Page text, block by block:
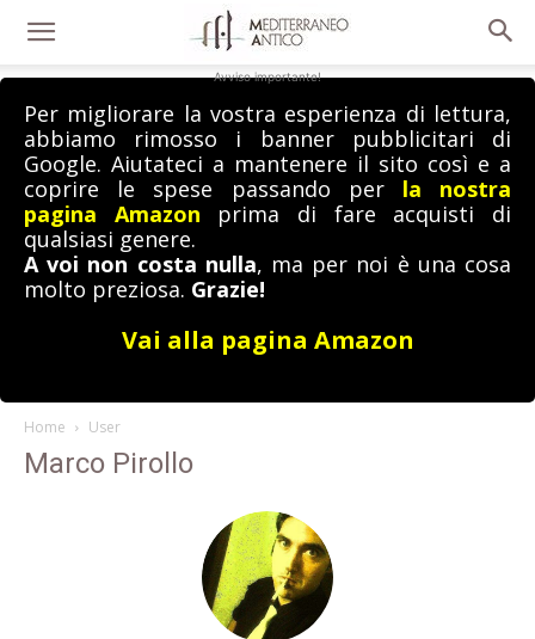
Avviso importante!
Per migliorare la vostra esperienza di lettura,
abbiamo rimosso i banner pubblicitari di
Google. Aiutateci a mantenere il sito così e a
coprire le spese passando per la nostra
pagina Amazon prima di fare acquisti di
qualsiasi genere.
A voi non costa nulla, ma per noi è una cosa
molto preziosa. Grazie!
Vai alla pagina Amazon
Home User
Marco Pirollo